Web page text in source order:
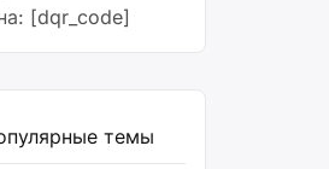
[dqr_code]
темы